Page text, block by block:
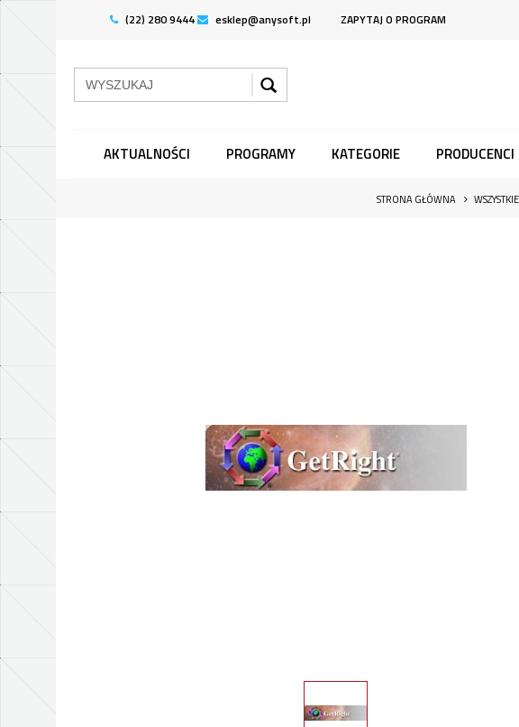
(22) 280 9444 esklep@anysoft.pl ZAPYTAJ O PROGRAM
AKTUALNOŚCI PROGRAMY KATEGORIE PRODUCENCI
STRONA GŁÓWNA